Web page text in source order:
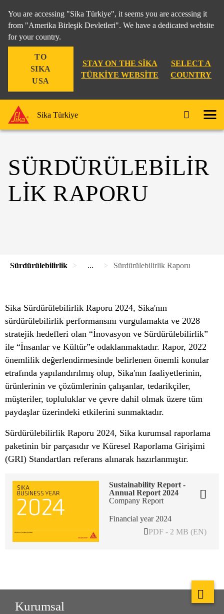
You are accessing "Sika Türkiye", it seems you are accessing it
from "Amerika Birleşik Devletleri". We have a dedicated website
for your country.
TO
SIKA
USA
STAY ON THE SIKA
TÜRKIYE WEBSITE
SELECT A
COUNTRY
Sika Türkiye
SÜRDÜRÜLEBILIR
LIK RAPORU
Sürdürülebilirlik ... Sürdürülebilirlik Raporu
Sika Sürdürülebilirlik Raporu 2024, Sika'nın
sürdürülebilirlik performansını vurgulamakta ve 2028
stratejik hedefleri olan “İnovasyon ve Sürdürülebilirlik”
ile “İnsanlar ve Kültür”e odaklanmaktadır. Rapor, 2022
önemlilik değerlendirmesinde belirlenen önemli konular
etrafında yapılandırılmış olup, Sika'nın faaliyetlerinin,
ürünlerinin ve çözümlerinin çalışanlar, tedarikçiler,
müşteriler, topluluklar ve çevre dahil olmak üzere tüm
paydaşlar üzerindeki etkilerini sunmaktadır.
Sürdürülebilirlik Raporu 2024, Sika kurumsal raporlama
paketinin bir parçasıdır ve Küresel Raporlama Girişimi
(GRI) Standartları referans alınarak hazırlanmıştır.
Sustainability Report -
Annual Report 2024
Company Report
Financial year 2024
PDF - 2 MB (EN)
Kurumsal